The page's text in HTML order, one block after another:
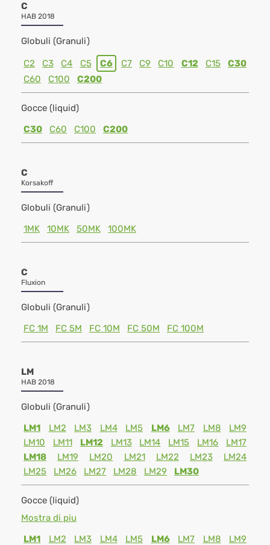
C
HAB 2018
Globuli (Granuli)
C2 C3 C4 C5 C6 C7 C9 C10 C12 C15
C30
C60
C100 C200
Gocce (liquid)
C30
C60 C100 C200
C
Korsakoff
Globuli (Granuli)
1MK
10MK 50MK 100MK
C
Fluxion
Globuli (Granuli)
FC 1M
FC 5M FC 10M FC 50M FC 100M
LM
HAB 2018
Globuli (Granuli)
LM1
LM2 LM3 LM4 LM5 LM6 LM7 LM8
LM9
LM10
LM11 LM12 LM13 LM14 LM15 LM16
LM17
LM18
LM19 LM20 LM21 LM22 LM23
LM24
LM25
LM26 LM27 LM28 LM29 LM30
Gocce (liquid)
Mostra di piu
LM1
LM2 LM3 LM4 LM5 LM6 LM7 LM8
LM9